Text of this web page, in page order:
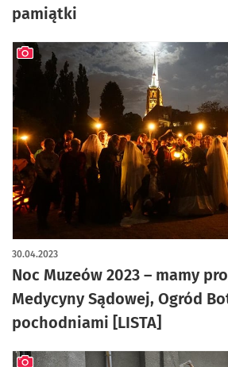
pamiątki
Noc Muzeów 2023 – mamy
Medycyny Sądowej, Ogród
pochodniami [LISTA]
30.04.2023
artykuł z galerią zdjęć